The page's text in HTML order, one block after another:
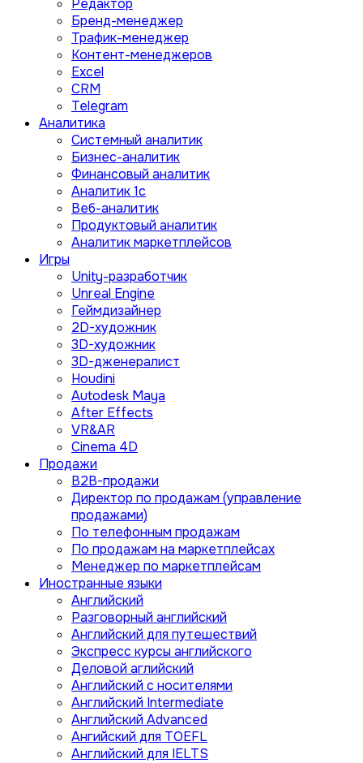
Редактор
Бренд-менеджер
Трафик-менеджер
Контент-менеджеров
Excel
CRM
Telegram
Аналитика
Системный аналитик
Бизнес-аналитик
Финансовый аналитик
Aналитик 1с
Веб-аналитик
Продуктовый аналитик
Аналитик маркетплейсов
Игры
Unity-разработчик
Unreal Engine
Геймдизайнер
2D-художник
3D-художник
3D-дженералист
Houdini
Autodesk Maya
After Effects
VR&AR
Cinema 4D
Продажи
B2B-продажи
Директор по продажам (управление
продажами)
По телефонным продажам
По продажам на маркетплейсах
Менеджер по маркетплейсам
Иностранные языки
Английский
Разговорный английский
Английский для путешествий
Экспресс курсы английского
Деловой аглийский
Английский с носителями
Английский Intermediate
Английский Advanced
Ангийский для TOEFL
Английский для IELTS